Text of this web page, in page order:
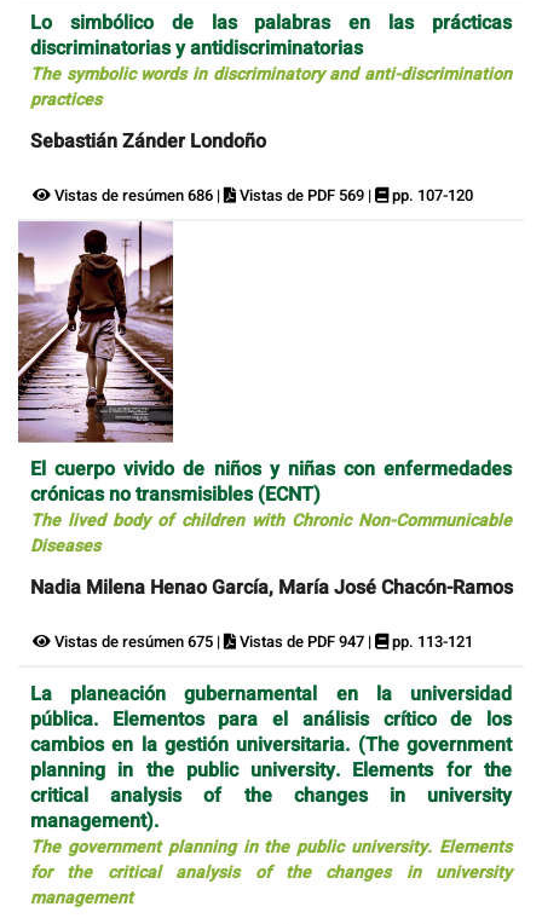
Lo simbólico de las palabras en las prácticas
discriminatorias y antidiscriminatorias
The symbolic words in discriminatory and anti-discrimination
practices
Sebastián Zánder Londoño
Vistas de resúmen 686 | Vistas de PDF 569 | pp. 107-120
El cuerpo vivido de niños y niñas con enfermedades
crónicas no transmisibles (ECNT)
The lived body of children with Chronic Non-Communicable
Diseases
Nadia Milena Henao García, María José Chacón-Ramos
Vistas de resúmen 675 | Vistas de PDF 947 | pp. 113-121
La planeación gubernamental en la universidad
pública. Elementos para el análisis crítico de los
cambios en la gestión universitaria. (The government
planning in the public university. Elements for the
critical analysis of the changes in university
management).
The government planning in the public university. Elements
for the critical analysis of the changes in university
management